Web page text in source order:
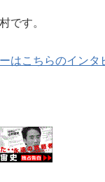
です。
はこちらのインタ